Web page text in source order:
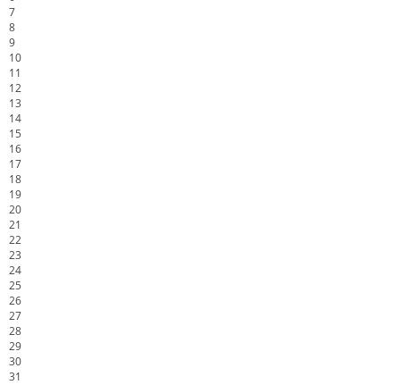
7
8
9
10
11
12
13
14
15
16
17
18
19
20
21
22
23
24
25
26
27
28
29
30
31